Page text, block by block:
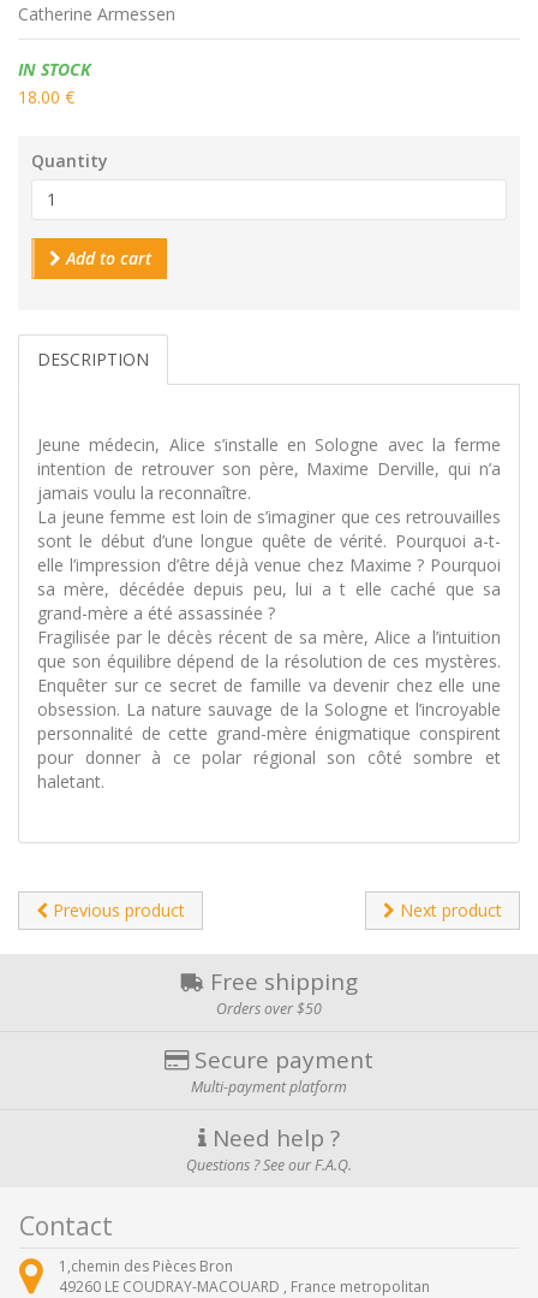
Catherine Armessen
Availability:
IN STOCK
18.00 €
Quantity
Add to cart
DESCRIPTION
Jeune médecin, Alice s’installe en Sologne avec la ferme
intention de retrouver son père, Maxime Derville, qui n’a
jamais voulu la reconnaître.
La jeune femme est loin de s’imaginer que ces retrouvailles
sont le début d’une longue quête de vérité. Pourquoi a-t-
elle l’impression d’être déjà venue chez Maxime ? Pourquoi
sa mère, décédée depuis peu, lui a t elle caché que sa
grand-mère a été assassinée ?
Fragilisée par le décès récent de sa mère, Alice a l’intuition
que son équilibre dépend de la résolution de ces mystères.
Enquêter sur ce secret de famille va devenir chez elle une
obsession. La nature sauvage de la Sologne et l’incroyable
personnalité de cette grand-mère énigmatique conspirent
pour donner à ce polar régional son côté sombre et
haletant.
Previous product Next product
Free shipping
Orders over $50
Secure payment
Multi-payment platform
Need help ?
Questions ? See our F.A.Q.
Contact
1,chemin des Pièces Bron
49260 LE COUDRAY-MACOUARD , France metropolitan